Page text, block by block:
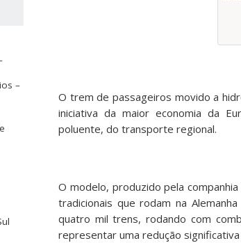
–
O trem de passageiros movido a
iniciativa da maior economia da
poluente, do transporte regional.
O modelo, produzido pela
tradicionais que rodam na
quatro mil trens, rodando com
representar uma redução